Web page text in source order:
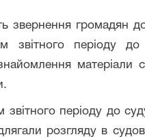
звернення громадян
звітного періоду
матеріали
звітного періоду до
розгляду в